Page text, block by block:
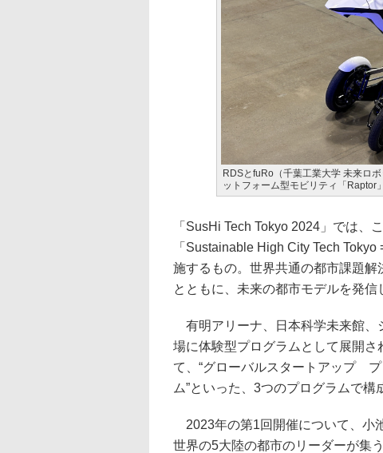
RDSとfuRo（千葉工業大学 未来ロ
ットフォーム型モビリティ「Raptor」
「SusHi Tech Tokyo 2024」では、
「Sustainable High City Tech
施するもの。世界共通の都市課題
とともに、未来の都市モデルを発信
有明アリーナ、日本科学未来館、
場に体験型プログラムとして展開
て、“グローバルスタートアップ
ム”といった、3つのプログラムで構
2023年の第1回開催について、小
世界の5大陸の都市のリーダーが集